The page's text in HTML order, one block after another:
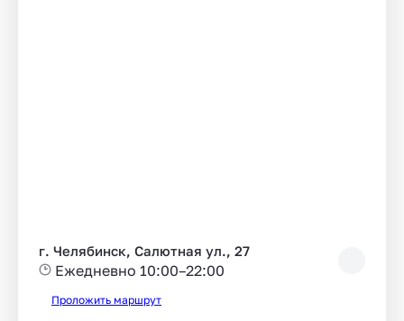
г. Челябинск, Салютная ул., 27
Ежедневно 10:00–22:00
Проложить маршрут